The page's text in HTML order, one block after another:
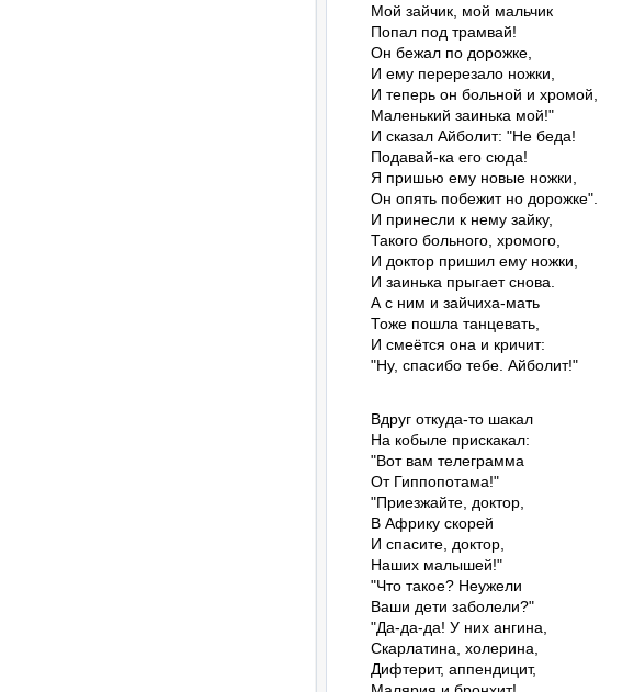
Мой зайчик, мой мальчик
Попал под трамвай!
Он бежал по дорожке,
И ему перерезало ножки,
И теперь он больной и хромой,
Маленький заинька мой!"
И сказал Айболит: "Не беда!
Подавай-ка его сюда!
Я пришью ему новые ножки,
Он опять побежит но дорожке".
И принесли к нему зайку,
Такого больного, хромого,
И доктор пришил ему ножки,
И заинька прыгает снова.
А с ним и зайчиха-мать
Тоже пошла танцевать,
И смеётся она и кричит:
"Ну, спасибо тебе. Айболит!"
Вдруг откуда-то шакал
На кобыле прискакал:
"Вот вам телеграмма
От Гиппопотама!"
"Приезжайте, доктор,
В Африку скорей
И спасите, доктор,
Наших малышей!"
"Что такое? Неужели
Ваши дети заболели?"
"Да-да-да! У них ангина,
Скарлатина, холерина,
Дифтерит, аппендицит,